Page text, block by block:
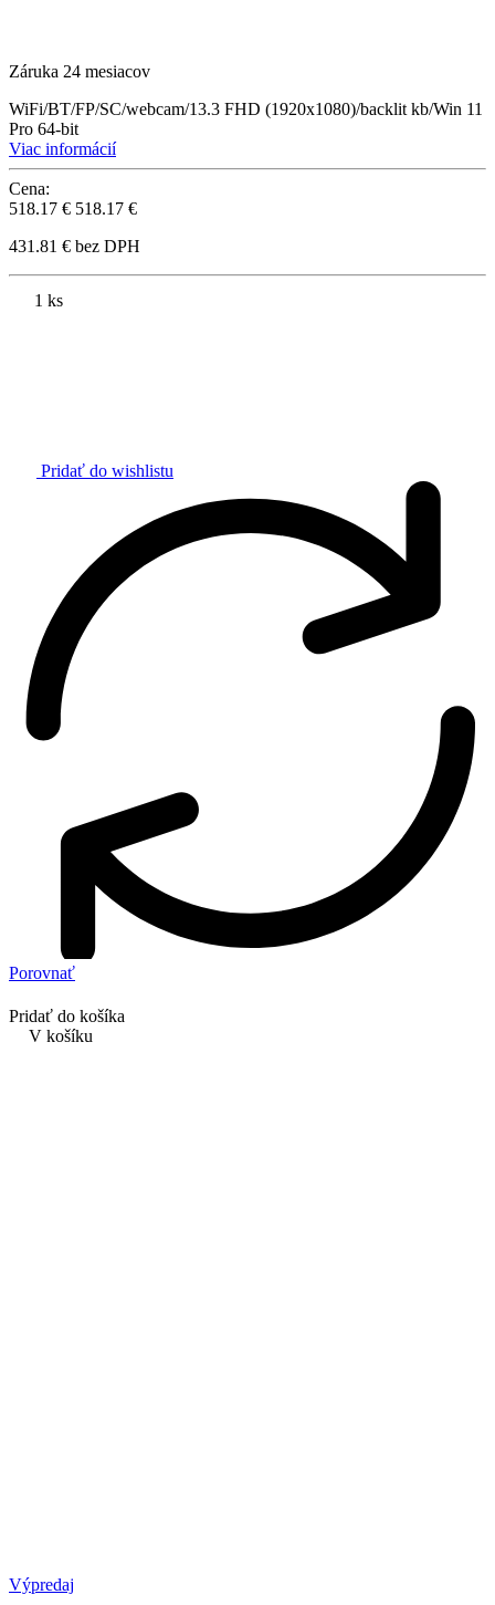
Záruka 24 mesiacov
WiFi/BT/FP/SC/webcam/13.3 FHD (1920x1080)/backlit kb/Win 11
Pro 64-bit
Viac informácií
Cena:
518.17 € 518.17 €
431.81 € bez DPH
1 ks
Pridať do wishlistu
Porovnať
Pridať do košíka
V košíku
Výpredaj